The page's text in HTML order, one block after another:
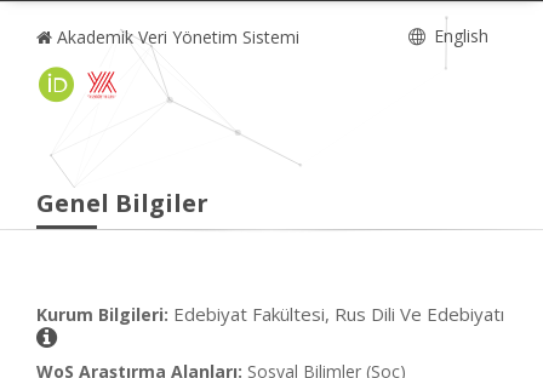
Akademik Veri Yönetim Sistemi English
Genel Bilgiler
Kurum Bilgileri: Edebiyat Fakültesi, Rus Dili Ve Edebiyatı
WoS Araştırma Alanları: Sosyal Bilimler (Soc)